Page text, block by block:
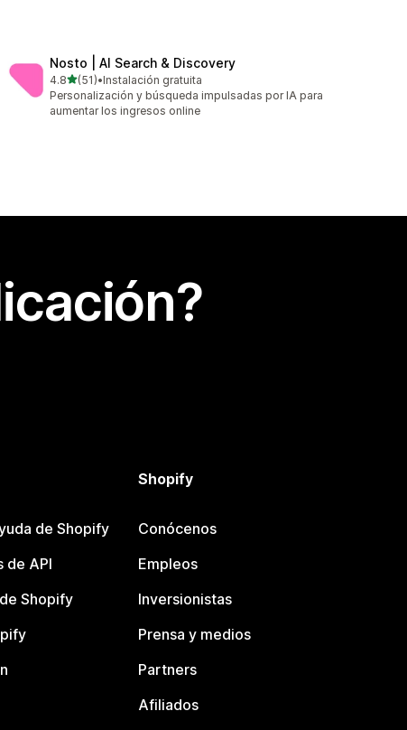
Nosto | AI Search & Discovery
4.8de 5 estrellas
(51)
51 reseñas en total
•Instalación gratuita
Personalización y búsqueda impulsadas por IA para
aumentar los ingresos online
de Shopify
de API
Shopify
Shopify
Conócenos
Empleos
Inversionistas
Prensa y medios
Partners
Afiliados